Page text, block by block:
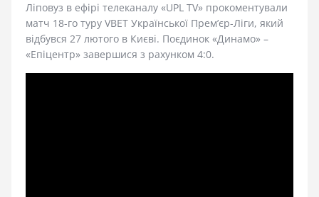
Ліповуз в ефірі телеканалу «UPL TV» прокоментували
матч 18-го туру VBET Української Прем’єр-Ліги, який
відбувся 27 лютого в Києві. Поєдинок «Динамо» –
«Епіцентр» завершися з рахунком 4:0.